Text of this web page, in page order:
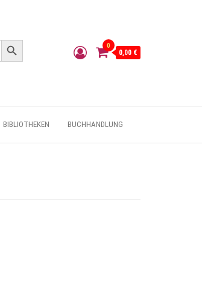
Search Button
0
0,00 €
BIBLIOTHEKEN BUCHHANDLUNG